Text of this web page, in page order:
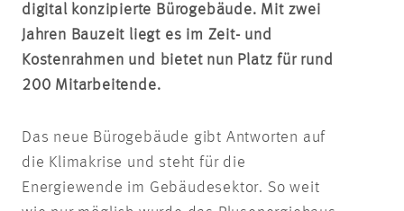
digital konzipierte Bürogebäude. Mit zwei
Jahren Bauzeit liegt es im Zeit- und
Kostenrahmen und bietet nun Platz für rund
200 Mitarbeitende.
Das neue Bürogebäude gibt Antworten auf
die Klimakrise und steht für die
Energiewende im Gebäudesektor. So weit